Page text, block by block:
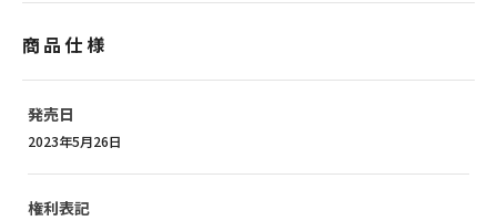
商品仕様
発売日
2023年5月26日
権利表記